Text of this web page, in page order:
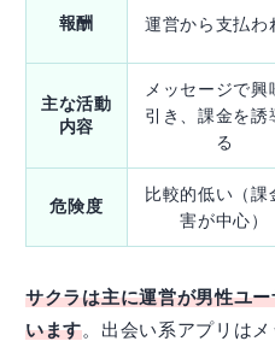
報酬 運営から支払わ
主な活動
内容
メッセージで興
引き、課金を誘
る
危険度
比較的低い（課
害が中心）
サクラは主に運営が男性ユ
います。出会い系アプリは